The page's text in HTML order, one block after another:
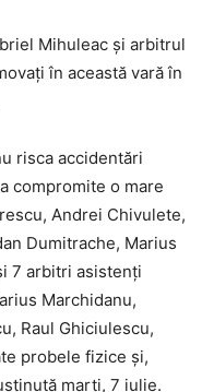
Mihuleac și arbitrul
în această vară în
risca accidentări
compromite o mare
Andrei Chivulete,
Dumitrache, Marius
7 arbitri asistenți
Marchidanu,
Raul Ghiciulescu,
probele fizice și,
marți, 7 iulie.